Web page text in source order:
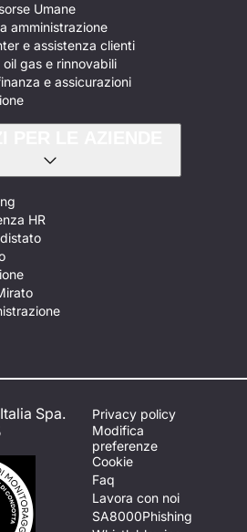
Umane
amministrazione
e assistenza clienti
oil gas e rinnovabili
e assicurazioni
HR
Spa.
Privacy policy
Modifica
preferenze
Cookie
Faq
Lavora con noi
SA8000Phishing